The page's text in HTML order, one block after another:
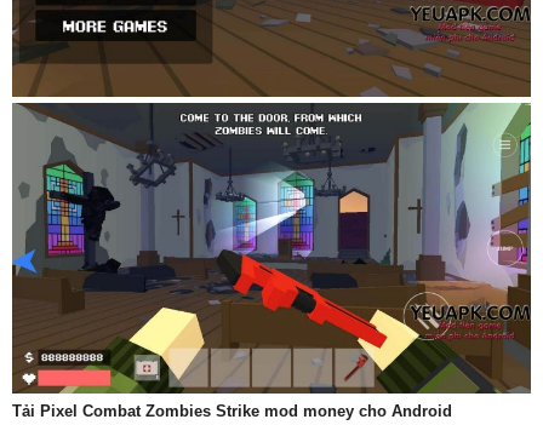
Tải Pixel Combat Zombies Strike mod money cho Android